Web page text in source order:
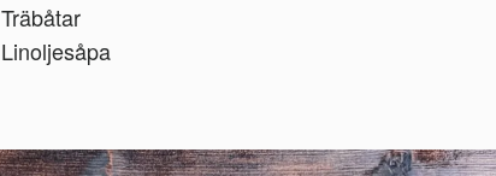
Träbåtar
Linoljesåpa